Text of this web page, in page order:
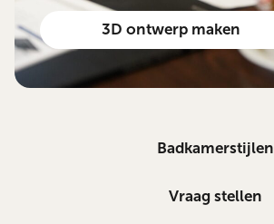
3D ontwerp maken
Badkamerstijlen
Vraag stellen